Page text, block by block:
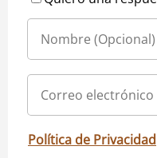
Política de Privacidad